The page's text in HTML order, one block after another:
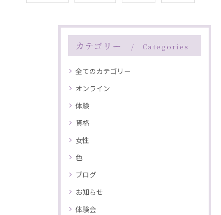
カテゴリー Categories
全てのカテゴリー
オンライン
体験
資格
女性
色
ブログ
お知らせ
体験会